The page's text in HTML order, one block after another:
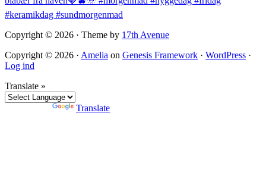
Copyright © 2026 · Theme by 17th Avenue
Copyright © 2026 · Amelia on Genesis Framework · WordPress ·
Log ind
Translate »
Translate